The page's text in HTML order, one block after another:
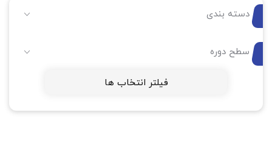
دسته بندی
سطح دوره
فیلتر انتخاب ها